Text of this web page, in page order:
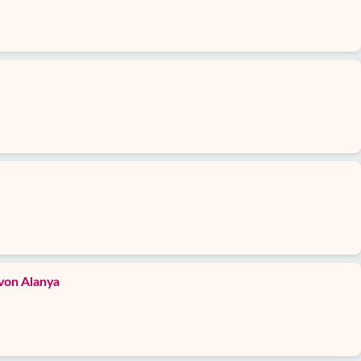
Alanya